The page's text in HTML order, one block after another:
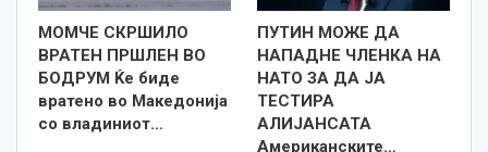
МОМЧЕ СКРШИЛО
ВРАТЕН ПРШЛЕН ВО
БОДРУМ Ќе биде
вратено во Македонија
со владиниот…
ПУТИН МОЖЕ ДА
НАПАДНЕ ЧЛЕНКА НА
НАТО ЗА ДА ЈА
ТЕСТИРА
АЛИЈАНСАТА
Американските…